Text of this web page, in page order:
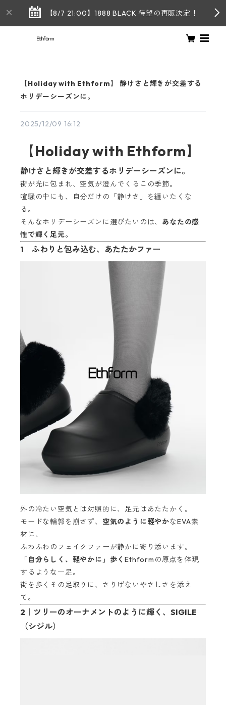
【8/7 21:00】1888 BLACK 待望の再販決定！
【Holiday with Ethform】 静けさと輝きが交差する
ホリデーシーズンに。
2025/12/09 16:12
【Holiday with Ethform】
静けさと輝きが交差するホリデーシーズンに。
街が光に包まれ、空気が澄んでくるこの季節。
喧騒の中にも、自分だけの「静けさ」を纏いたくな
る。
そんなホリデーシーズンに選びたいのは、 あなたの感
性で輝く足元。
1｜ふわりと包み込む、 あたたかファー
外の冷たい空気とは対照的に、足元はあたたかく。
モードな輪郭を崩さず、 空気のように軽やかなEVA素
材に、
ふわふわのフェイクファーが静かに寄り添います。
「自分らしく、軽やかに」歩くEthformの原点を体現
するような一足。
街を歩くその足取りに、さりげないやさしさを添え
て。
2｜ ツリーのオーナメントのように輝く 、SIGILE
（シジル）